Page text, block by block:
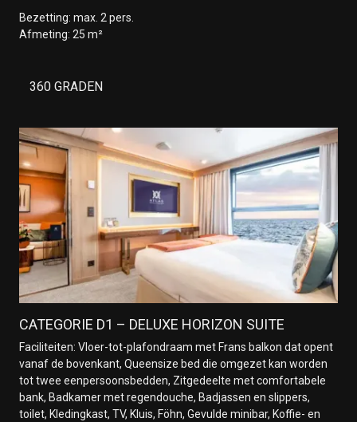
Bezetting: max. 2 pers.
Afmeting: 25 m²
360 GRADEN
CATEGORIE D1 – DELUXE HORIZON SUITE
Faciliteiten: Vloer-tot-plafondraam met Frans balkon dat opent
vanaf de bovenkant, Queensize bed die omgezet kan worden
tot twee eenpersoonsbedden, Zitgedeelte met comfortabele
bank, Badkamer met regendouche, Badjassen en slippers,
toilet, Kledingkast, TV, Kluis, Föhn, Gevulde minibar, Koffie- en